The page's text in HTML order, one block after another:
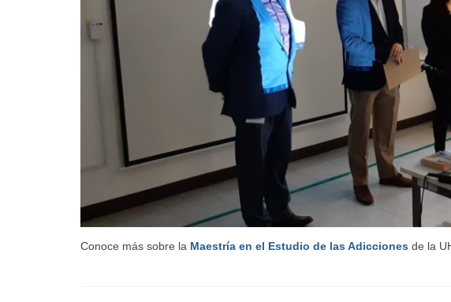
Conoce más sobre la Maestría en el Estudio de las Adicciones de la